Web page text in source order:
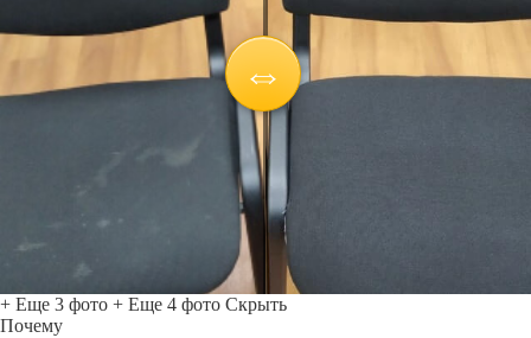
+ Еще 3 фото + Еще 4 фото Скрыть
Почему